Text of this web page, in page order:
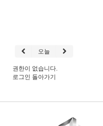
오늘
권한이 없습니다.
로그인 돌아가기